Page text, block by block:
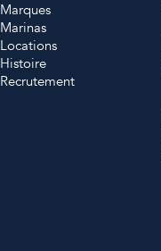
Marques
Marinas
Locations
Histoire
Recrutement